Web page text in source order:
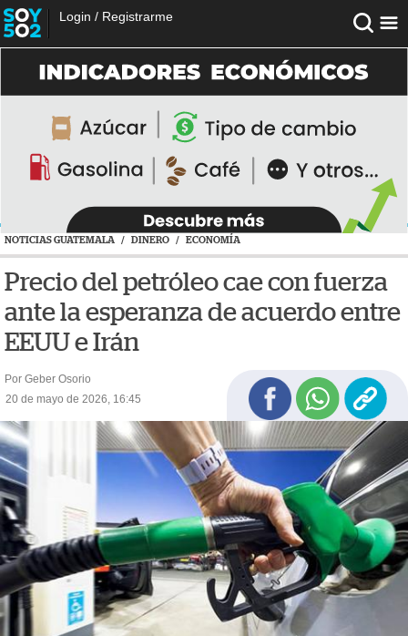
Login / Registrarme
NOTICIAS GUATEMALA / DINERO / ECONOMÍA
Precio del petróleo cae con fuerza
ante la esperanza de acuerdo entre
EEUU e Irán
Por Geber Osorio
20 de mayo de 2026, 16:45